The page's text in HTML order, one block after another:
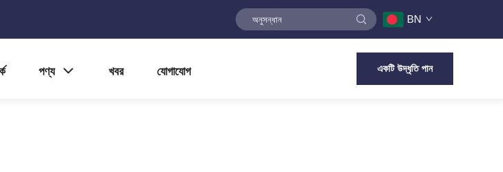
BN
পণ্য খবর যোগাযোগ একটি উদ্ধৃতি পান